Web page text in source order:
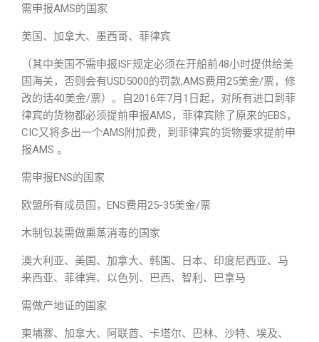
需申报AMS的国家
美国、加拿大、墨西哥、菲律宾
（其中美国不需申报ISF规定必须在开船前48小时提供给美
国海关，否则会有USD5000的罚款,AMS费用25美金/票，修
改的话40美金/票）。自2016年7月1日起，对所有进口到菲
律宾的货物都必须提前申报AMS，菲律宾除了原来的EBS，
CIC又将多出一个AMS附加费，到菲律宾的货物要求提前申
报AMS 。
需申报ENS的国家
欧盟所有成员国，ENS费用25-35美金/票
木制包装需做熏蒸消毒的国家
澳大利亚、美国、加拿大、韩国、日本、印度尼西亚、马
来西亚、菲律宾、以色列、巴西、智利、巴拿马
需做产地证的国家
柬埔寨、加拿大、阿联酋、卡塔尔、巴林、沙特、埃及、